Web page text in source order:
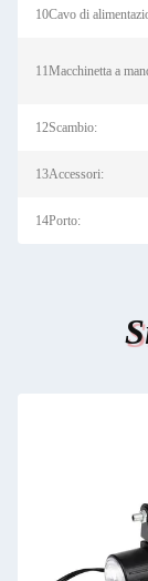
10Cavo di
11Macchinetta a
12Scambio:
13Accessori:
14Porto: